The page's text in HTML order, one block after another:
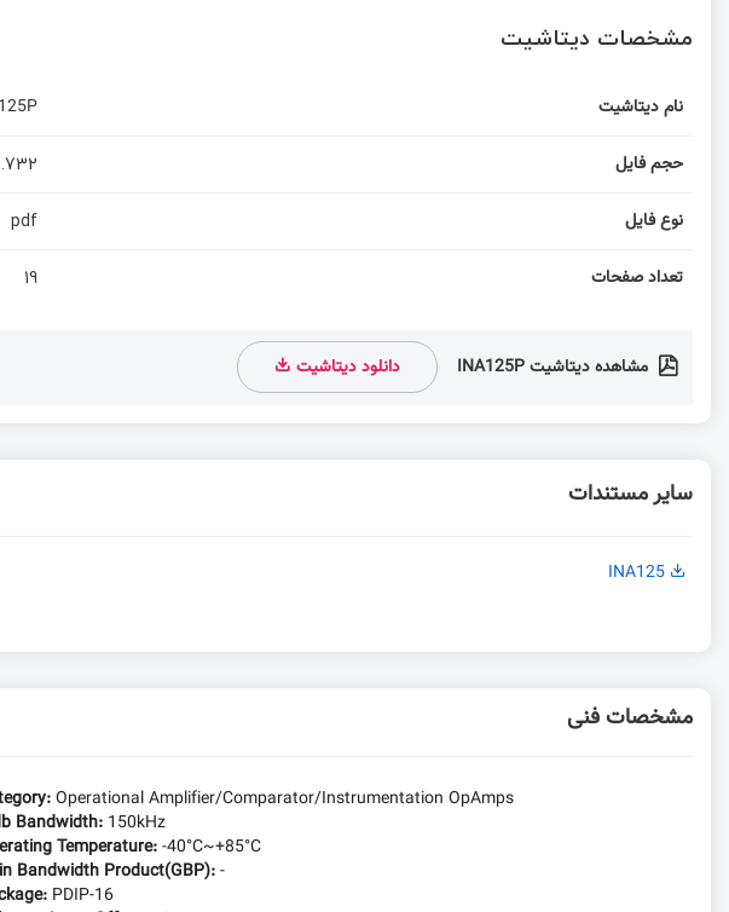
مشخصات دیتاشیت
نام دیتاشیت
حجم فایل
نوع فایل pdf
تعداد صفحات 19
مشاهده دیتاشیت INA125P دانلود دیتاشیت
سایر مستندات
INA125
مشخصات فنی
Operational Amplifier/Comparator/Instrumentation OpAmps
Bandwidth: 150kHz
Temperature:-40°C~+85°C
Bandwidth Product(GBP):-
PDIP-16